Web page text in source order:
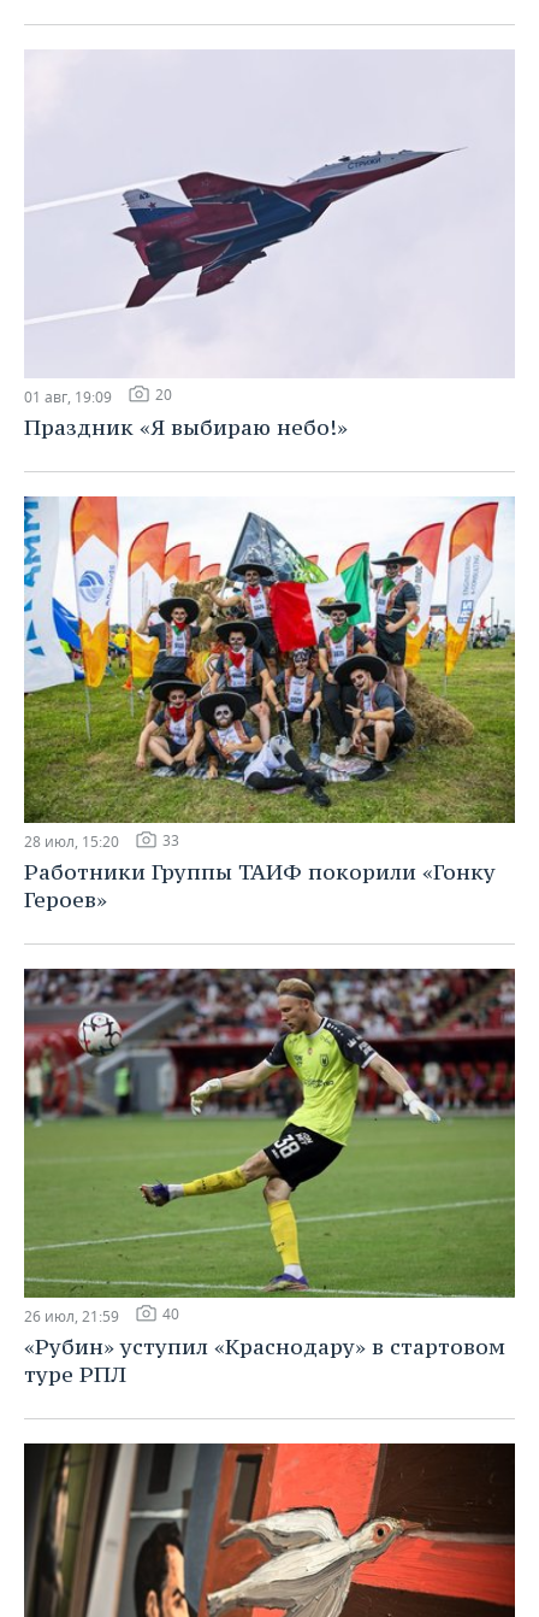
01 авг, 19:09 20
Праздник «Я выбираю небо!»
28 июл, 15:20 33
Работники Группы ТАИФ покорили «Гонку
Героев»
26 июл, 21:59 40
«Рубин» уступил «Краснодару» в стартовом
туре РПЛ